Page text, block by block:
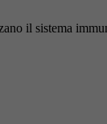
il sistema